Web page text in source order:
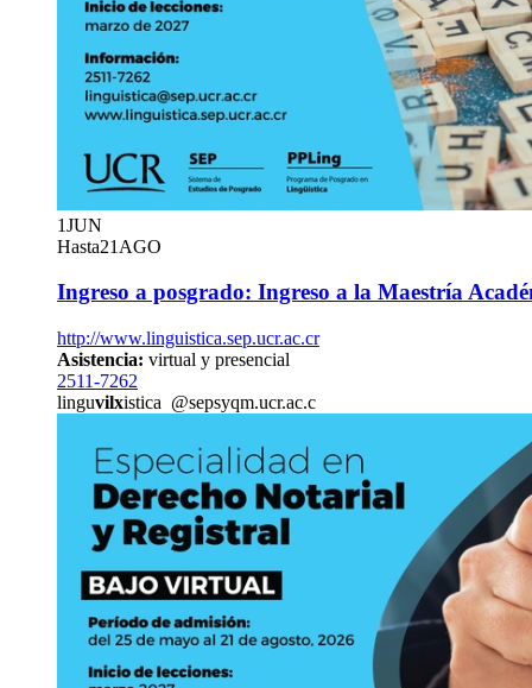
1JUN
Hasta21 AGO
Ingreso a posgrado: Ingreso a la Maestría
http://www.linguistica.sep.ucr.ac.cr
Asistencia: virtual y presencial
2511-7262
linguvilxistica @sepsyqm.ucr.ac.c